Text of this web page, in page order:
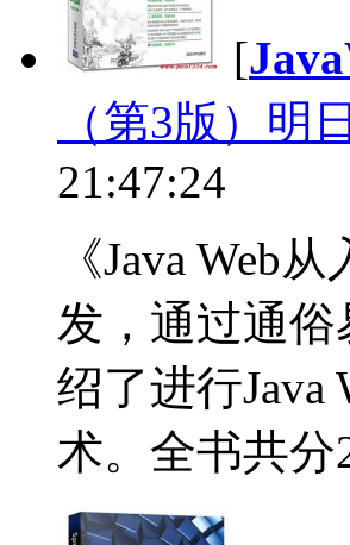
[
（第3版）明
21:47:24
《Java Web
发，通过通
绍了进行Java
术。全书共分